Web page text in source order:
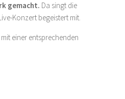
gemacht. Da singt die
Konzert begeistert mit.
einer entsprechenden